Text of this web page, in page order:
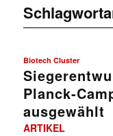
Biotech Cluster
Planck-
ausgewählt
ARTIKEL